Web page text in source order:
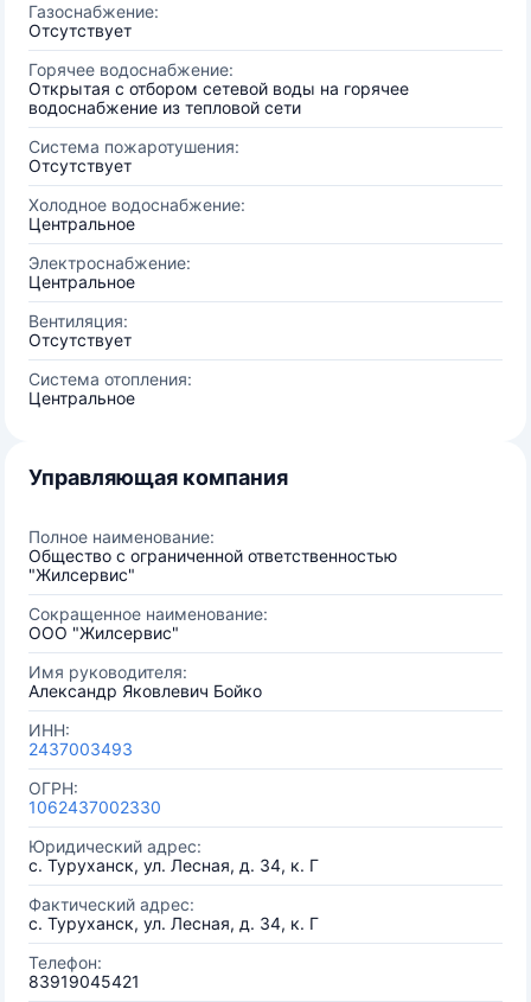
Газоснабжение:
Отсутствует
Горячее водоснабжение:
Открытая с отбором сетевой воды на горячее
водоснабжение из тепловой сети
Система пожаротушения:
Отсутствует
Холодное водоснабжение:
Центральное
Электроснабжение:
Центральное
Вентиляция:
Отсутствует
Система отопления:
Центральное
Управляющая компания
Полное наименование:
Общество с ограниченной ответственностью
"Жилсервис"
Сокращенное наименование:
ООО "Жилсервис"
Имя руководителя:
Александр Яковлевич Бойко
ИНН:
2437003493
ОГРН:
1062437002330
Юридический адрес:
с. Туруханск, ул. Лесная, д. 34, к. Г
Фактический адрес:
с. Туруханск, ул. Лесная, д. 34, к. Г
Телефон:
83919045421